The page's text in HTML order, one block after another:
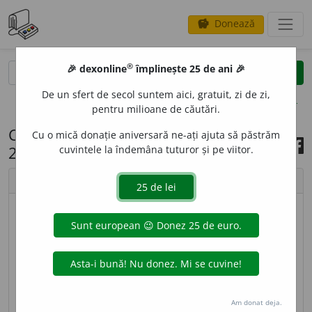
savings Donează
opțiuni
Cuvântul zilei, 10 decembrie
2022
© imagine
AT,deziderate, s. n.Ceea ce ar fi de dorit să
se întâmple, să se realizeze; cerință, dorință. – Din
🎉 dexonline® împlinește 25 de ani 🎉
De un sfert de secol suntem aici, gratuit, zi de zi,
pentru milioane de căutări.
Cu o mică donație aniversară ne-ați ajuta să păstrăm
cuvintele la îndemâna tuturor și pe viitor.
Am donat deja.